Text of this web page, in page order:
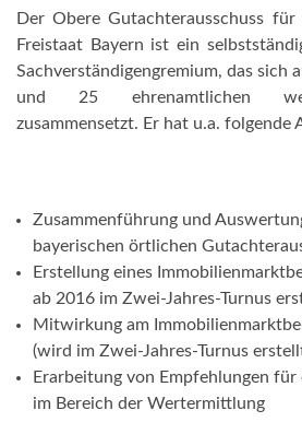
Der Obere Gutachterausschuss
Freistaat Bayern ist ein
Sachverständigengremium, das sich
und 25 ehrenamtlichen
zusammensetzt. Er hat u.a. folgende
Zusammenführung und
bayerischen örtlichen
Erstellung eines
ab 2016 im Zwei-Jahres-Turnus
Mitwirkung am
(wird im Zwei-Jahres-Turnus
Erarbeitung von Empfehlungen
im Bereich der Wertermittlung